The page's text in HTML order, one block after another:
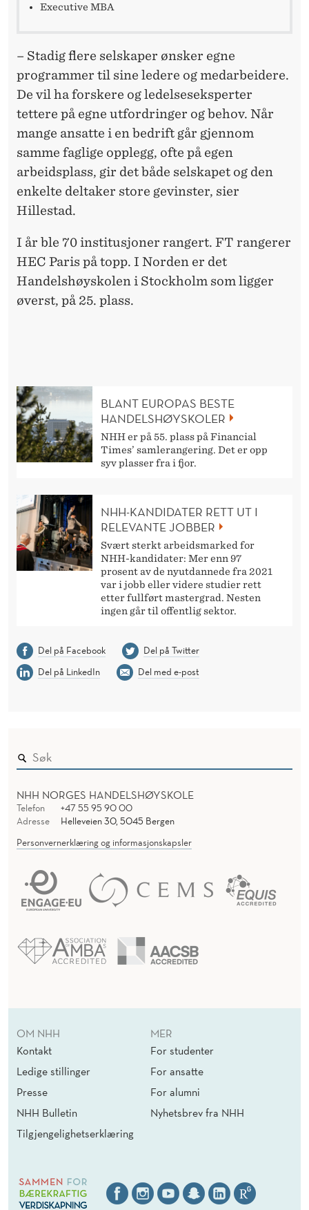
Executive MBA
– Stadig flere selskaper ønsker egne
programmer til sine ledere og medarbeidere.
De vil ha forskere og ledelseseksperter
tettere på egne utfordringer og behov. Når
mange ansatte i en bedrift går gjennom
samme faglige opplegg, ofte på egen
arbeidsplass, gir det både selskapet og den
enkelte deltaker store gevinster, sier
Hillestad.
I år ble 70 institusjoner rangert. FT rangerer
HEC Paris på topp. I Norden er det
Handelshøyskolen i Stockholm som ligger
øverst, på 25. plass.
BLANT EUROPAS BESTE
HANDELSHØYSKOLER
NHH er på 55. plass på Financial
Times’ samlerangering. Det er opp
syv plasser fra i fjor.
NHH-KANDIDATER RETT UT I
RELEVANTE JOBBER
Svært sterkt arbeidsmarked for
NHH-kandidater: Mer enn 97
prosent av de nyutdannede fra 2021
var i jobb eller videre studier rett
etter fullført mastergrad. Nesten
ingen går til offentlig sektor.
Del på Facebook
Del på Twitter
Del på LinkedIn
Del med e-post
NHH NORGES HANDELSHØYSKOLE
Telefon
+47 55 95 90 00
Adresse
Helleveien 30, 5045 Bergen
Personvernerklæring og informasjonskapsler
OM NHH
Kontakt
Ledige stillinger
Presse
NHH Bulletin
Tilgjengelighetserklæring
MER
For studenter
For ansatte
For alumni
Nyhetsbrev fra NHH